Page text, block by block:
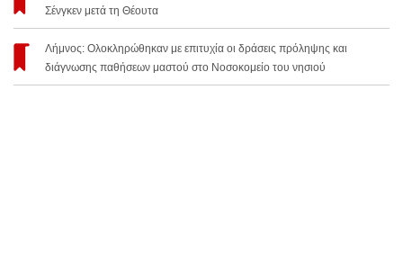
Σένγκεν μετά τη Θέουτα
Λήμνος: Ολοκληρώθηκαν με επιτυχία οι δράσεις πρόληψης και
διάγνωσης παθήσεων μαστού στο Νοσοκομείο του νησιού